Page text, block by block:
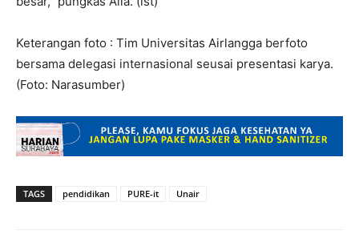
Keterangan foto : Tim Universitas Airlangga berfoto
bersama delegasi internasional seusai presentasi karya.
(Foto: Narasumber)
TAGS pendidikan PURE-it Unair